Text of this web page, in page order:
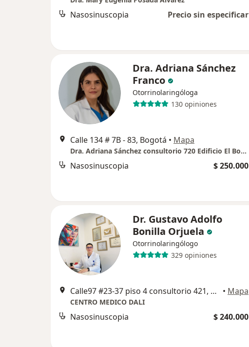
Nasosinuscopia Precio sin especificar
Dra. Adriana Sánchez
Franco
Otorrinolaringóloga
130 opiniones
Calle 134 # 7B - 83, Bogotá • Mapa
Dra. Adriana Sánchez consultorio 720 Edificio El Bosque
Nasosinuscopia $ 250.000
Dr. Gustavo Adolfo
Bonilla Orjuela
Otorrinolaringólogo
329 opiniones
Calle97 #23-37 piso 4 consultorio 421, Bogotá • Mapa
CENTRO MEDICO DALI
Nasosinuscopia $ 240.000